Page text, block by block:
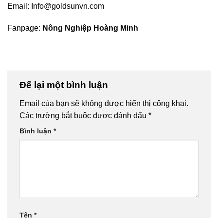
Email: Info@goldsunvn.com
Fanpage: Nông Nghiệp Hoàng Minh
Để lại một bình luận
Email của bạn sẽ không được hiển thị công khai.
Các trường bắt buộc được đánh dấu *
Bình luận *
Tên *